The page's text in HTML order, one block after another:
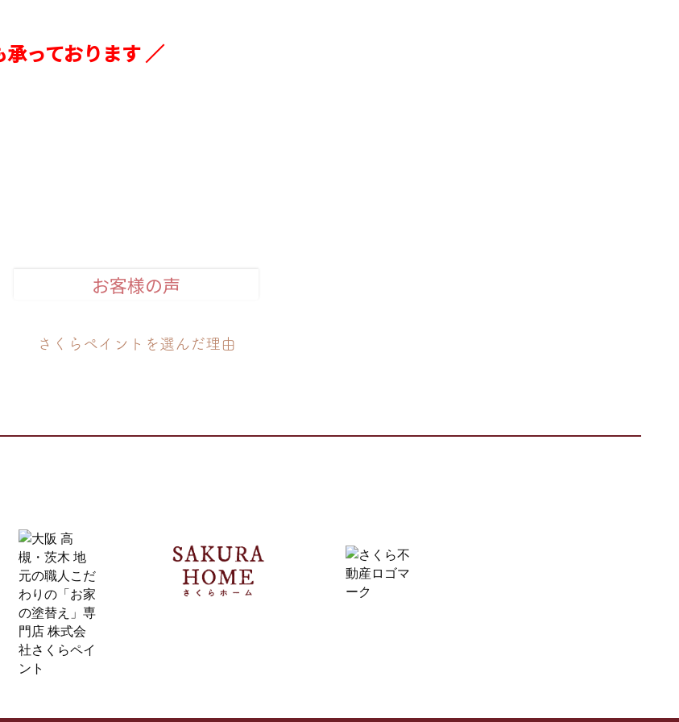
っております ／
さくらペイントを選んだ理由
お客様の声